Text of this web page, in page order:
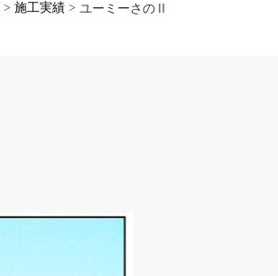
> 施工実績 > ユーミーさのⅡ